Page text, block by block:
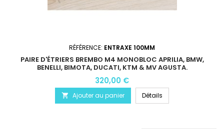
RÉFÉRENCE: ENTRAXE 100MM
PAIRE D'ÉTRIERS BREMBO M4 MONOBLOC APRILIA, BMW,
BENELLI, BIMOTA, DUCATI, KTM & MV AGUSTA.
320,00 €
 Ajouter au panier Détails